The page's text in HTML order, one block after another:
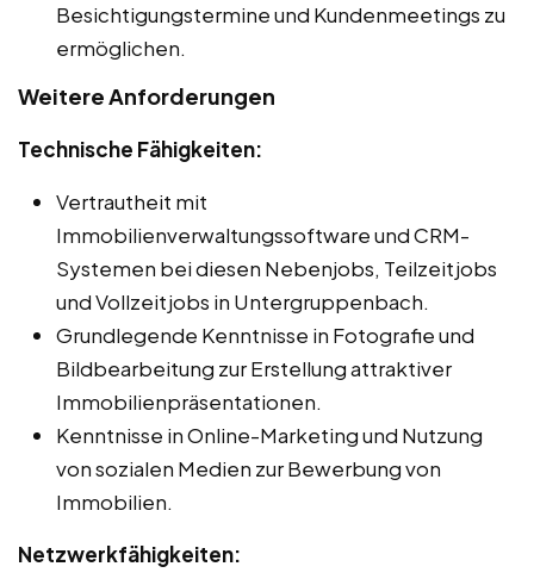
Besichtigungstermine und Kundenmeetings zu
ermöglichen.
Weitere Anforderungen
Technische Fähigkeiten:
Vertrautheit mit
Immobilienverwaltungssoftware und CRM-
Systemen bei diesen Nebenjobs, Teilzeitjobs
und Vollzeitjobs in Untergruppenbach.
Grundlegende Kenntnisse in Fotografie und
Bildbearbeitung zur Erstellung attraktiver
Immobilienpräsentationen.
Kenntnisse in Online-Marketing und Nutzung
von sozialen Medien zur Bewerbung von
Immobilien.
Netzwerkfähigkeiten: